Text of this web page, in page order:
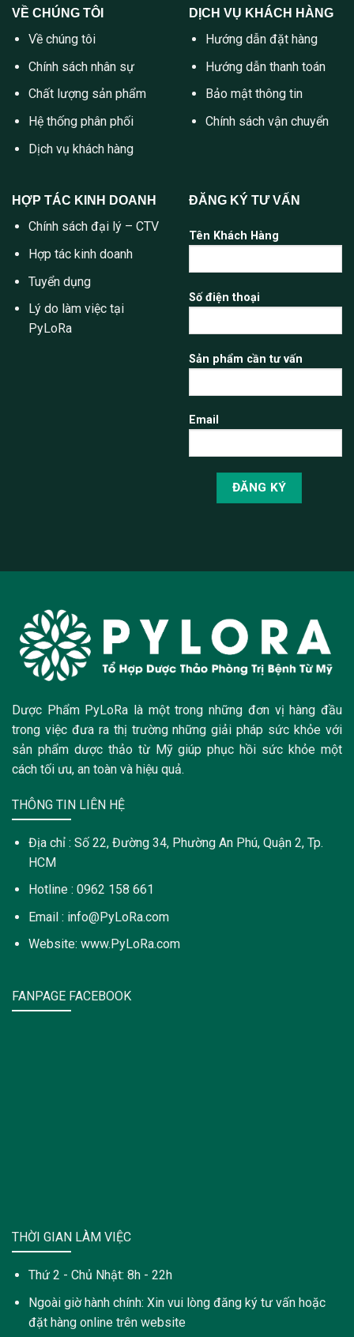
VỀ CHÚNG TÔI
Về chúng tôi
Chính sách nhân sự
Chất lượng sản phẩm
Hệ thống phân phối
Dịch vụ khách hàng
DỊCH VỤ KHÁCH HÀNG
Hướng dẫn đặt hàng
Hướng dẫn thanh toán
Bảo mật thông tin
Chính sách vận chuyển
HỢP TÁC KINH DOANH
Chính sách đại lý – CTV
Hợp tác kinh doanh
Tuyển dụng
Lý do làm việc tại
PyLoRa
ĐĂNG KÝ TƯ VẤN
Tên Khách Hàng
Số điện thoại
Sản phẩm cần tư vấn
Email
Dược Phẩm PyLoRa là một trong những đơn vị hàng đầu
trong việc đưa ra thị trường những giải pháp sức khỏe với
sản phẩm dược thảo từ Mỹ giúp phục hồi sức khỏe một
cách tối ưu, an toàn và hiệu quả.
THÔNG TIN LIÊN HỆ
Địa chỉ : Số 22, Đường 34, Phường An Phú, Quận 2, Tp.
HCM
Hotline : 0962 158 661
Email : info@PyLoRa.com
Website: www.PyLoRa.com
FANPAGE FACEBOOK
THỜI GIAN LÀM VIỆC
Thứ 2 - Chủ Nhật: 8h - 22h
Ngoài giờ hành chính: Xin vui lòng đăng ký tư vấn hoặc
đặt hàng online trên website